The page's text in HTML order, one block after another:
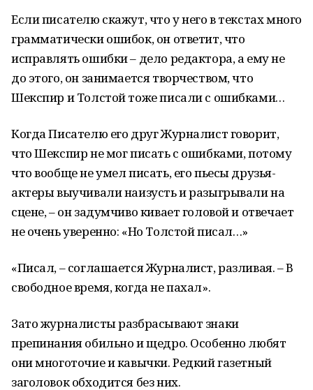
Если писателю скажут, что у него в текстах много
грамматически ошибок, он ответит, что
исправлять ошибки – дело редактора, а ему не
до этого, он занимается творчеством, что
Шекспир и Толстой тоже писали с ошибками…
Когда Писателю его друг Журналист говорит,
что Шекспир не мог писать с ошибками, потому
что вообще не умел писать, его пьесы друзья-
актеры выучивали наизусть и разыгрывали на
сцене, – он задумчиво кивает головой и отвечает
не очень уверенно: «Но Толстой писал…»
«Писал, – соглашается Журналист, разливая. – В
свободное время, когда не пахал».
Зато журналисты разбрасывают знаки
препинания обильно и щедро. Особенно любят
они многоточие и кавычки. Редкий газетный
заголовок обходится без них.